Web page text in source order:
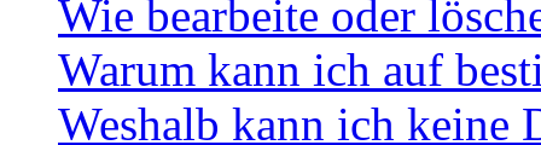
Wie bearbeite oder
Warum kann ich auf
Weshalb kann ich keine